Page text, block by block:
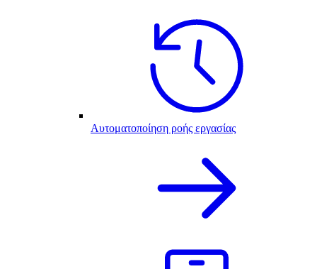
Αυτοματοποίηση ροής εργασίας